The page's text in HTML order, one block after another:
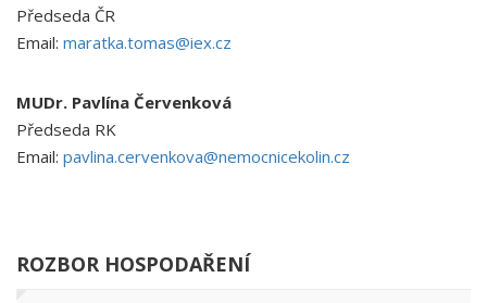
Předseda ČR
Email: maratka.tomas@iex.cz
MUDr. Pavlína Červenková
Předseda RK
Email: pavlina.cervenkova@nemocnicekolin.cz
ROZBOR HOSPODAŘENÍ